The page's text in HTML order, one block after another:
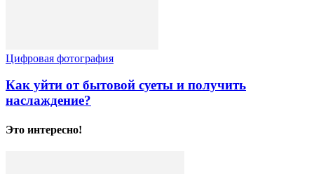
Цифровая фотография
Как уйти от бытовой суеты и получить
наслаждение?
Это интересно!